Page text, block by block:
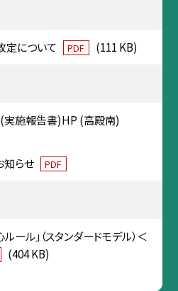
定について PDF (111 KB)
(実施報告書)HP (高殿南)
知らせ PDF
ール」（スタンダードモデル）＜
(404 KB)